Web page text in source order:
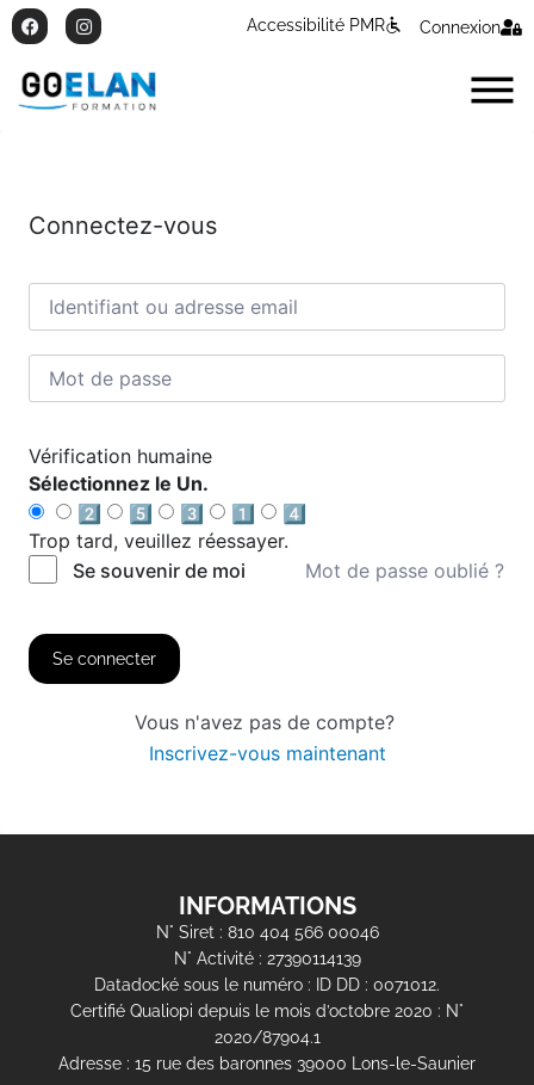
Accessibilité PMR Connexion
Connectez-vous
Vérification humaine
Sélectionnez le Un.
2️⃣
5️⃣ 3️⃣ 1️⃣
4️⃣
Trop tard, veuillez réessayer.
Se souvenir de moi
Mot de passe oublié ?
Se connecter
Vous n'avez pas de compte?
Inscrivez-vous maintenant
INFORMATIONS
N° Siret : 810 404 566 00046
N° Activité : 27390114139
Datadocké sous le numéro : ID DD : 0071012.
Certifié Qualiopi depuis le mois d’octobre 2020 : N°
2020/87904.1
Adresse : 15 rue des baronnes 39000 Lons-le-Saunier